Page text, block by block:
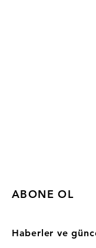
ABONE OL
Haberler ve